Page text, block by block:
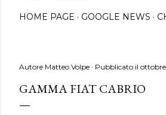
HOME PAGE GOOGLE NEWS
Autore Matteo Volpe Pubblicato il
GAMMA FIAT CABRIO